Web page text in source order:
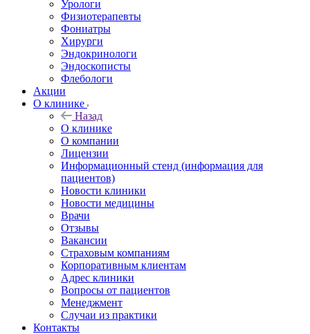
Урологи
Физиотерапевты
Фониатры
Хирурги
Эндокринологи
Эндоскописты
Флебологи
Акции
О клинике
Назад
О клинике
О компании
Лицензии
Информационный стенд (информация для
пациентов)
Новости клиники
Новости медицины
Врачи
Отзывы
Вакансии
Страховым компаниям
Корпоративным клиентам
Адрес клиники
Вопросы от пациентов
Менеджмент
Случаи из практики
Контакты